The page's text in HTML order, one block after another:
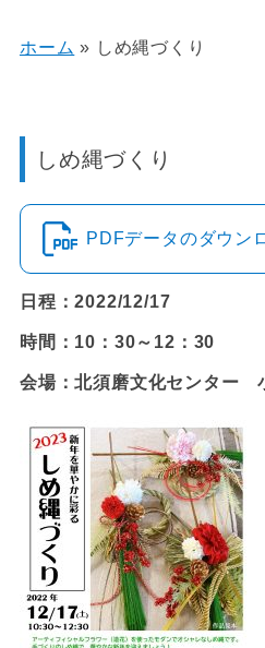
ホーム » しめ縄づくり
しめ縄づくり
PDFデータのダウン
日程：2022/12/17
時間：10：30～12：30
会場：北須磨文化センター